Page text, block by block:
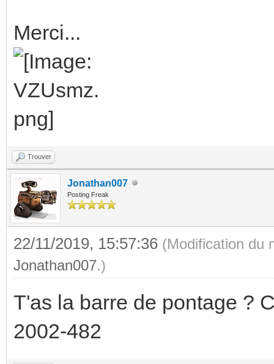
Merci...
Trouver
Jonathan007
Posting Freak
22/11/2019, 15:57:36 (Modification du
Jonathan007.)
T'as la barre de pontage ?
2002-482